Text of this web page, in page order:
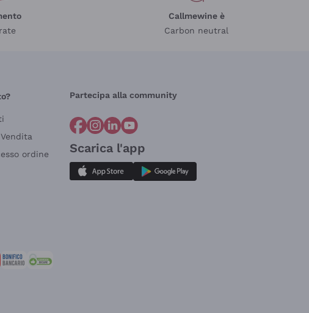
Callmewine è
Carbon neutral
ordine
Partecipa alla community
Scarica l'app